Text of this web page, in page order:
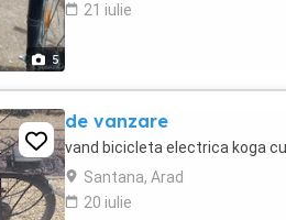
5
21 iulie
de vanzare
vand bicicleta electrica koga
Santana, Arad
20 iulie